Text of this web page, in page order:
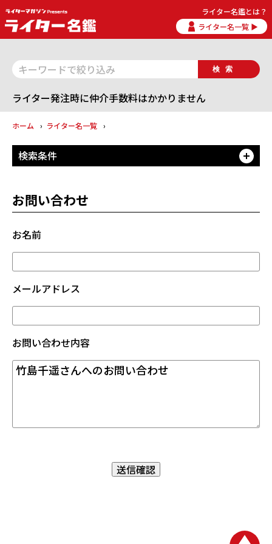
ライター名鑑とは？
ライター名一覧 ▶
検索
ライター発注時に仲介手数料はかかりません
ホーム ライター名一覧
検索条件
お問い合わせ
お名前
メールアドレス
お問い合わせ内容